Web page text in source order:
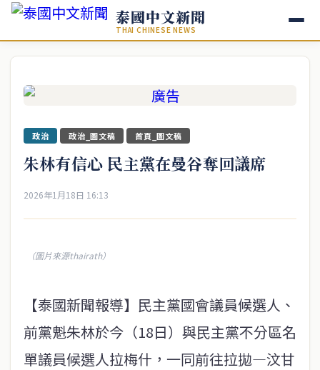
泰國中文新聞
THAI CHINESE NEWS
政治 政治_圖文稿 首頁_圖文稿
朱林有信心 民主黨在曼谷奪回議席
2026年1月18日 16:13
（圖片來源thairath）
【泰國新聞報導】民主黨國會議員候選人、
前黨魁朱林於今（18日）與民主黨不分區名
單議員候選人拉梅什，一同前往拉拋—汶甘